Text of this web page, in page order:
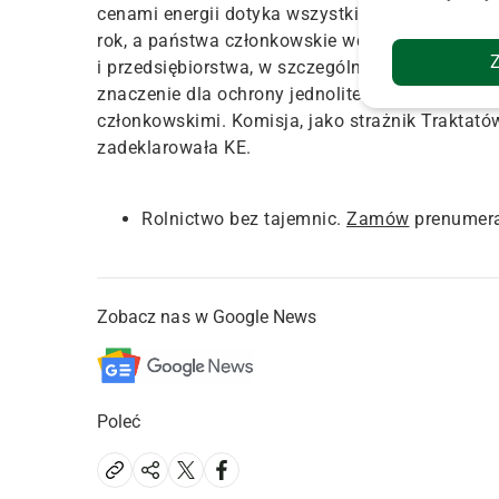
cenami energii dotyka wszystkie państwa
rok, a państwa członkowskie wdrożyły wiele
i przedsiębiorstwa, w szczególności te
znaczenie dla ochrony jednolitego rynku i
członkowskimi. Komisja, jako strażnik
zadeklarowała KE.
Rolnictwo bez tajemnic. Zamów
Zobacz nas w Google News
Poleć